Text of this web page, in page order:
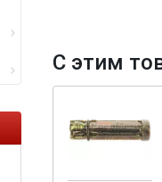
Ликвидация
С этим